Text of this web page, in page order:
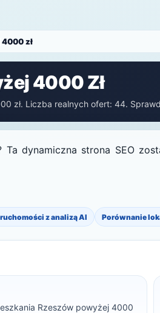
zł
4000 Zł
zł. Liczba realnych ofert: 44.
Ta dynamiczna strona SEO
z analizą AI Porównanie
Rzeszów powyżej 4000